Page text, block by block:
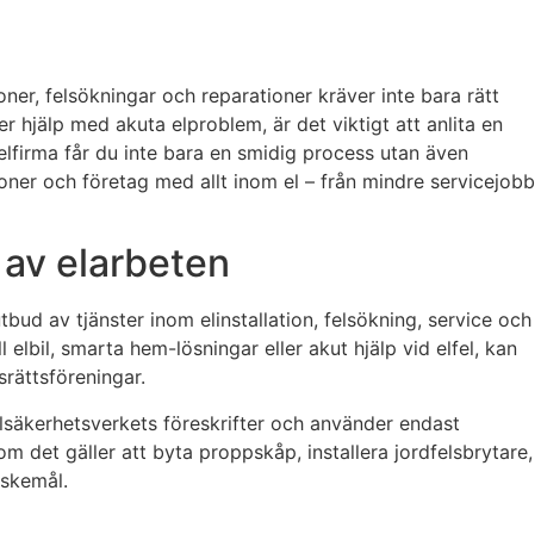
felsökningar och reparationer kräver inte bara rätt
hjälp med akuta elproblem, är det viktigt att anlita en
får du inte bara en smidig process utan även
och företag med allt inom el – från mindre servicejobb
elarbeten
av tjänster inom elinstallation, felsökning, service och
smarta hem-lösningar eller akut hjälp vid elfel, kan
föreskrifter och använder endast
det gäller att byta proppskåp, installera jordfelsbrytare,